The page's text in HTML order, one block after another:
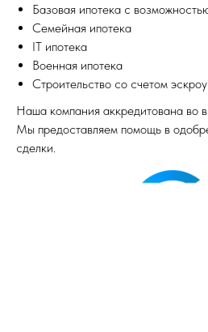
Базовая ипотека с
Семейная ипотека
IТ ипотека
Военная ипотека
Строительство со счетом эскроу
Наша компания аккредитована во
Мы предоставляем помощь в
сделки.